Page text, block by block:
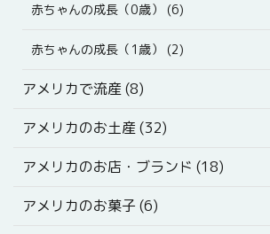
赤ちゃんの成長（0歳） (6)
赤ちゃんの成長（1歳） (2)
アメリカで流産 (8)
アメリカのお土産 (32)
アメリカのお店・ブランド (18)
アメリカのお菓子 (6)